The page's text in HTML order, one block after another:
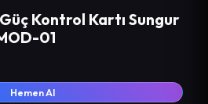
Kontrol Kartı Sungur
01
Hemen Al